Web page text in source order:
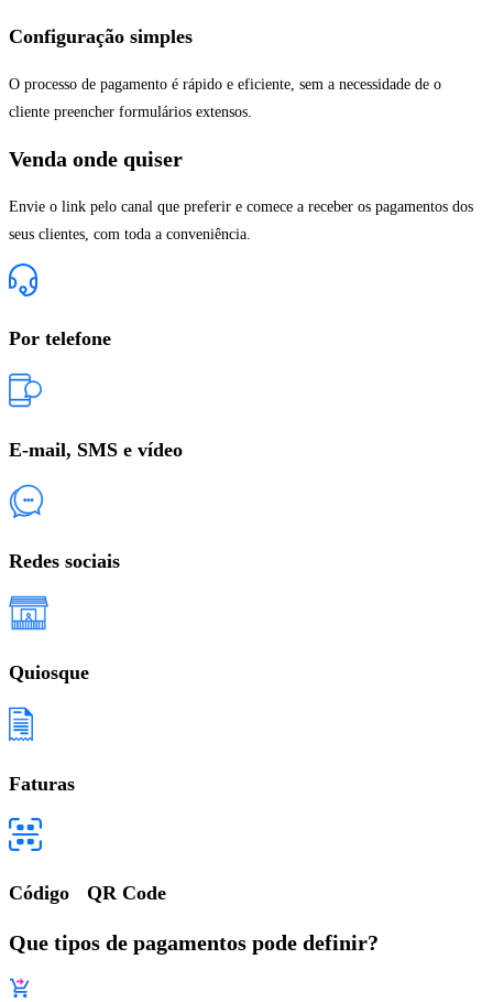
Configuração simples
O processo de pagamento é rápido e eficiente, sem a necessidade de o
cliente preencher formulários extensos.
Venda onde quiser
Envie o link pelo canal que preferir e comece a receber os pagamentos dos
seus clientes, com toda a conveniência.
Por telefone
E-mail, SMS e vídeo
Redes sociais
Quiosque
Faturas
Código QR Code
Que tipos de pagamentos pode definir?